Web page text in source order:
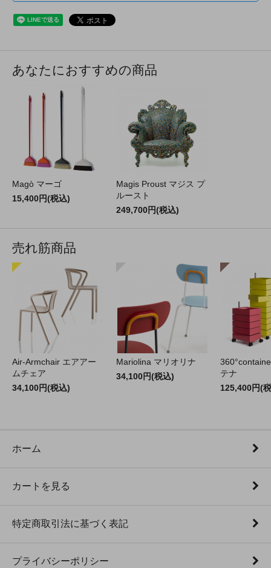
あなたにおすすめの商品
Magò マーゴ
15,400円(税込)
Magis Proust マジス プ
ルースト
249,700円(税込)
売れ筋商品
Air-Armchair エアアー
ムチェア
34,100円(税込)
Mariolina マリオリナ
34,100円(税込)
テナ
125,400円(
ホーム
カートを見る
特定商取引法に基づく表記
プライバシーポリシー